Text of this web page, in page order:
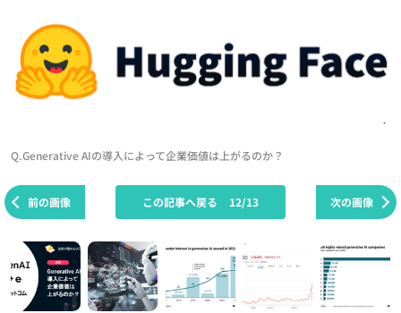
Q.Generative AIの導入によって企業価値は上がるのか？
前の画像 次の画像
この記事へ戻る 12/13